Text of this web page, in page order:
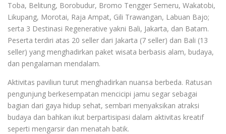
Toba, Belitung, Borobudur, Bromo Tengger Semeru, Wakatobi,
Likupang, Morotai, Raja Ampat, Gili Trawangan, Labuan Bajo;
serta 3 Destinasi Regenerative yakni Bali, Jakarta, dan Batam.
Peserta terdiri atas 20 seller dari Jakarta (7 seller) dan Bali (13
seller) yang menghadirkan paket wisata berbasis alam, budaya,
dan pengalaman mendalam.
Aktivitas paviliun turut menghadirkan nuansa berbeda. Ratusan
pengunjung berkesempatan mencicipi jamu segar sebagai
bagian dari gaya hidup sehat, sembari menyaksikan atraksi
budaya dan bahkan ikut berpartisipasi dalam aktivitas kreatif
seperti mengarsir dan menatah batik.